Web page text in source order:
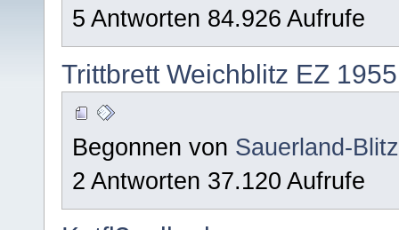
5 Antworten 84.926 Aufrufe
Trittbrett Weichblitz EZ 1955
Begonnen von Sauerland-Blitz
2 Antworten 37.120 Aufrufe